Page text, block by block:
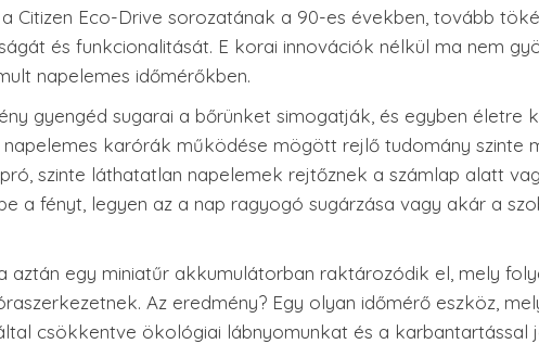
Citizen Eco-Drive sorozatának a 90-es években, tovább
és funkcionalitását. E korai innovációk nélkül ma nem
napelemes időmérőkben.
gyengéd sugarai a bőrünket simogatják, és egyben életre
napelemes karórák működése mögött rejlő tudomány szinte
szinte láthatatlan napelemek rejtőznek a számlap alatt
a fényt, legyen az a nap ragyogó sugárzása vagy akár a
aztán egy miniatűr akkumulátorban raktározódik el, mely
Az eredmény? Egy olyan időmérő eszköz,
csökkentve ökológiai lábnyomunkat és a karbantartással